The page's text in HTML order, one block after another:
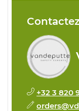
+32 3 820